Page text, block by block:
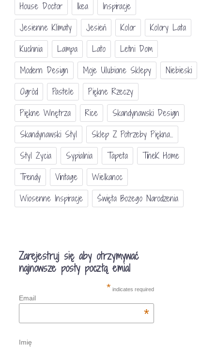
House Doctor
Ikea
Inspiracje
Jesienne Klimaty
Jesień Kolor
Kolory Lata
Kuchnia
Lampa Lato
Letni Dom
Modern Design
Moje Ulubione Sklepy
Niebieski
Ogród
Pastele
Piękne Rzeczy
Piękne Wnętrza
Rice
Skandynawski Design
Skandynawski Styl
Sklep Z Potrzeby Piękna...
Styl Życia
Sypialnia Tapeta
TineK Home
Trendy
Vintage
Wielkanoc
Wiosenne Inspiracje
Święta Bożego Narodzenia
Zarejestruj się aby otrzymywać
najnowsze posty pocztą emial
* indicates required
Email
*
Imię